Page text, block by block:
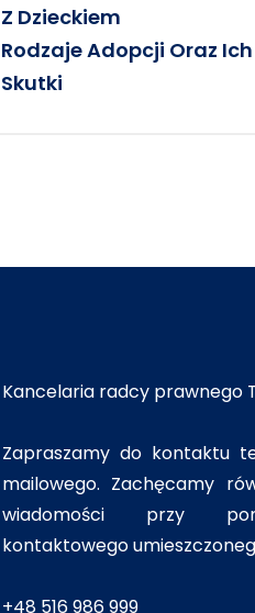
Z Dzieckiem
Rodzaje Adopcji Oraz Ich
Skutki
Kancelaria radcy prawnego
Zapraszamy do kontaktu
mailowego. Zachęcamy
wiadomości przy
kontaktowego
+48 516 986 999